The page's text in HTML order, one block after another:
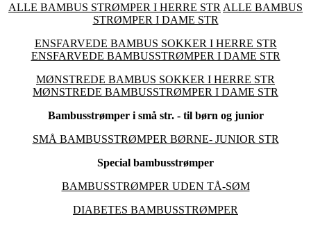
ALLE BAMBUS STRØMPER I HERRE STR ALLE BAMBUS
STRØMPER I DAME STR
ENSFARVEDE BAMBUS SOKKER I HERRE STR
ENSFARVEDE BAMBUSSTRØMPER I DAME STR
MØNSTREDE BAMBUS SOKKER I HERRE STR
MØNSTREDE BAMBUSSTRØMPER I DAME STR
Bambusstrømper i små str. - til børn og junior
SMÅ BAMBUSSTRØMPER BØRNE- JUNIOR STR
Special bambusstrømper
BAMBUSSTRØMPER UDEN TÅ-SØM
DIABETES BAMBUSSTRØMPER